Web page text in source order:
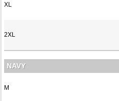
XL
2XL
NAVY
M